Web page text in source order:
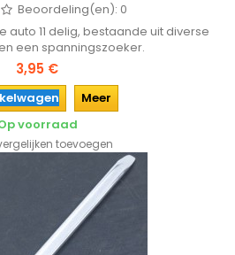
Beoordeling(en): 0
auto 11 delig, bestaande uit diverse
een spanningszoeker.
3,95 €
Meer
voorraad
toevoegen